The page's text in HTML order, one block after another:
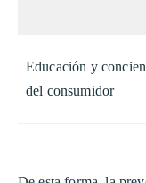
Educación y
del consumidor